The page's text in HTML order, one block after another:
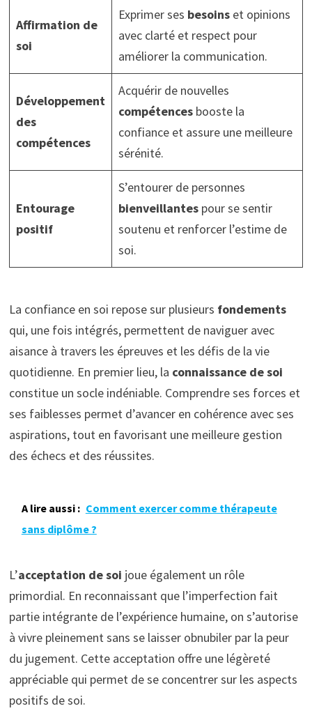
Affirmation de
soi
Exprimer ses besoinset opinions
avec clarté et respect pour
améliorer la communication.
Développement
des
compétences
Acquérir de nouvelles
compétencesbooste la
confiance et assure une meilleure
sérénité.
Entourage
positif
S’entourer de personnes
bienveillantespour se sentir
soutenu et renforcer l’estime de
soi.
La confiance en soi repose sur plusieurs fondements
qui, une fois intégrés, permettent de naviguer avec
aisance à travers les épreuves et les défis de la vie
quotidienne. En premier lieu, la connaissance de soi
constitue un socle indéniable. Comprendre ses forces et
ses faiblesses permet d’avancer en cohérence avec ses
aspirations, tout en favorisant une meilleure gestion
des échecs et des réussites.
A lire aussi : Comment exercer comme thérapeute
sans diplôme ?
L’acceptation de soi joue également un rôle
primordial. En reconnaissant que l’imperfection fait
partie intégrante de l’expérience humaine, on s’autorise
à vivre pleinement sans se laisser obnubiler par la peur
du jugement. Cette acceptation offre une légèreté
appréciable qui permet de se concentrer sur les aspects
positifs de soi.